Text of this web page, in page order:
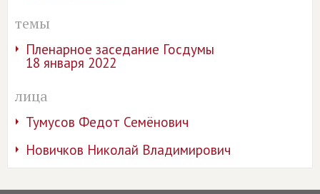
темы
Пленарное заседание Госдумы
18 января 2022
лица
Тумусов Федот Семёнович
Новичков Николай Владимирович